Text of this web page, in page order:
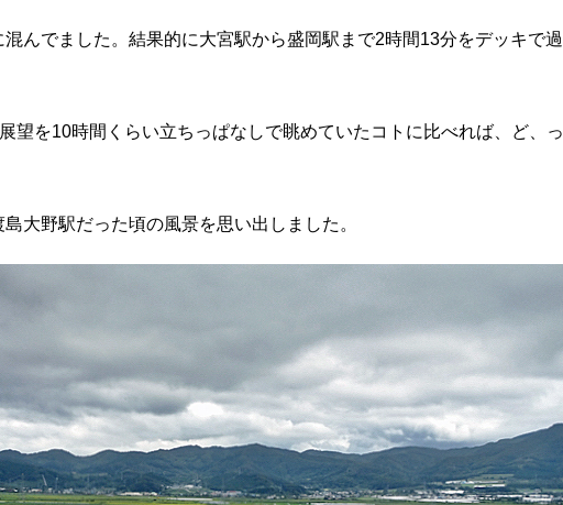
んでました。結果的に大宮駅から盛岡駅まで2時間13分をデッキで過
望を10時間くらい立ちっぱなしで眺めていたコトに比べれば、ど、っ
大野駅だった頃の風景を思い出しました。